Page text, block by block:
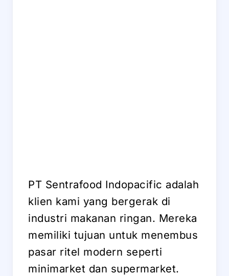
PT Sentrafood Indopacific adalah
klien kami yang bergerak di
industri makanan ringan. Mereka
memiliki tujuan untuk menembus
pasar ritel modern seperti
minimarket dan supermarket.